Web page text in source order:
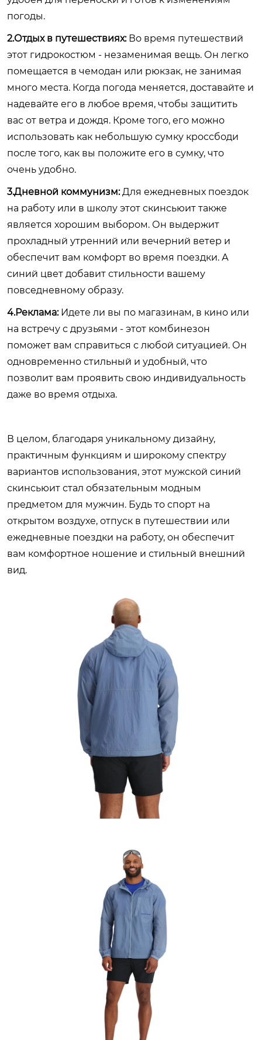
погоды.
2.Отдых в путешествиях:Во время путешествий
этот гидрокостюм - незаменимая вещь. Он легко
помещается в чемодан или рюкзак, не занимая
много места. Когда погода меняется, доставайте и
надевайте его в любое время, чтобы защитить
вас от ветра и дождя. Кроме того, его можно
использовать как небольшую сумку кроссбоди
после того, как вы положите его в сумку, что
очень удобно.
3.Дневной коммунизм:Для ежедневных поездок
на работу или в школу этот скинсьюит также
является хорошим выбором. Он выдержит
прохладный утренний или вечерний ветер и
обеспечит вам комфорт во время поездки. А
синий цвет добавит стильности вашему
повседневному образу.
4.Реклама:Идете ли вы по магазинам, в кино или
на встречу с друзьями - этот комбинезон
поможет вам справиться с любой ситуацией. Он
одновременно стильный и удобный, что
позволит вам проявить свою индивидуальность
даже во время отдыха.
В целом, благодаря уникальному дизайну,
практичным функциям и широкому спектру
вариантов использования, этот мужской синий
скинсьюит стал обязательным модным
предметом для мужчин. Будь то спорт на
открытом воздухе, отпуск в путешествии или
ежедневные поездки на работу, он обеспечит
вам комфортное ношение и стильный внешний
вид.